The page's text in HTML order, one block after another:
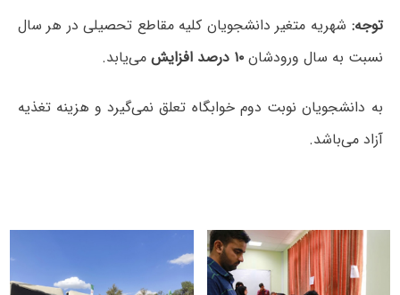
توجه: شهریه متغیر دانشجویان کلیه مقاطع تحصیلی در هر سال
نسبت به سال ورودشان۱۰ درصد افزایش می‌یابد.
به دانشجویان نوبت دوم خوابگاه تعلق نمی‌گیرد و هزینه تغذیه
آزاد می‌باشد.